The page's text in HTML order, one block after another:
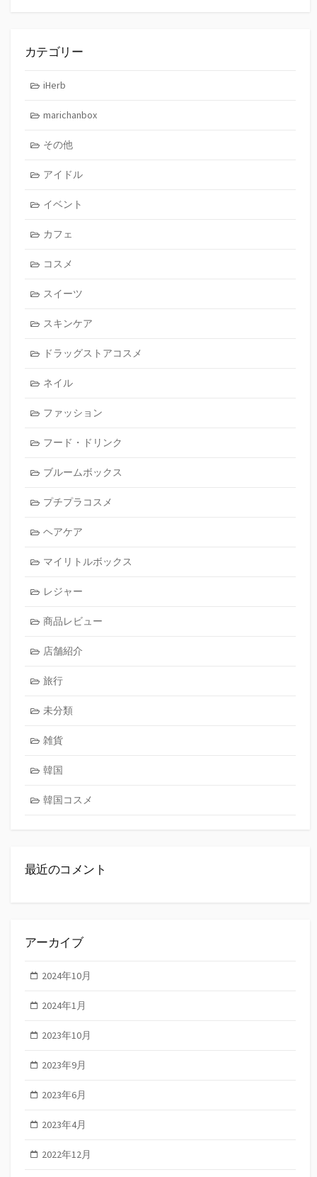
カテゴリー
iHerb
marichanbox
その他
アイドル
イベント
カフェ
コスメ
スイーツ
スキンケア
ドラッグストアコスメ
ネイル
ファッション
フード・ドリンク
ブルームボックス
プチプラコスメ
ヘアケア
マイリトルボックス
レジャー
商品レビュー
店舗紹介
旅行
未分類
雑貨
韓国
韓国コスメ
最近のコメント
アーカイブ
2024年10月
2024年1月
2023年10月
2023年9月
2023年6月
2023年4月
2022年12月